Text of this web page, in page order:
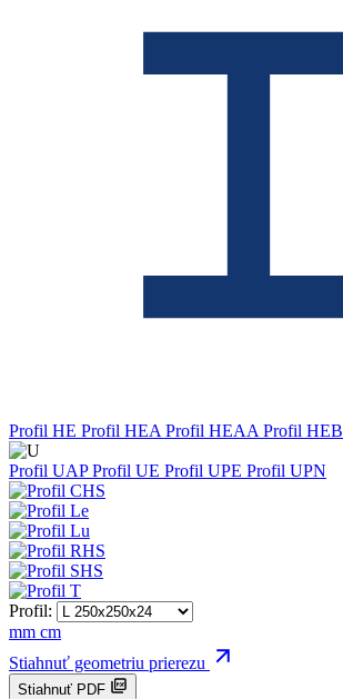
Profil HE Profil HEA Profil HEAA Profil HEB
Profil UAPProfil UE Profil UPE Profil UPN
Profil:
mm cm
Stiahnuť geometriu prierezu
Stiahnuť PDF